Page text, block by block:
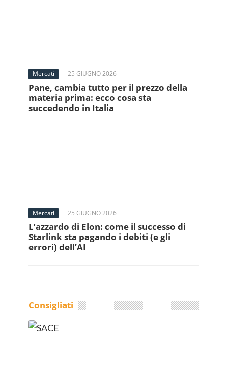
Mercati 25 GIUGNO 2026
Pane, cambia tutto per il prezzo della
materia prima: ecco cosa sta
succedendo in Italia
Mercati 25 GIUGNO 2026
L’azzardo di Elon: come il successo di
Starlink sta pagando i debiti (e gli
errori) dell’AI
Consigliati